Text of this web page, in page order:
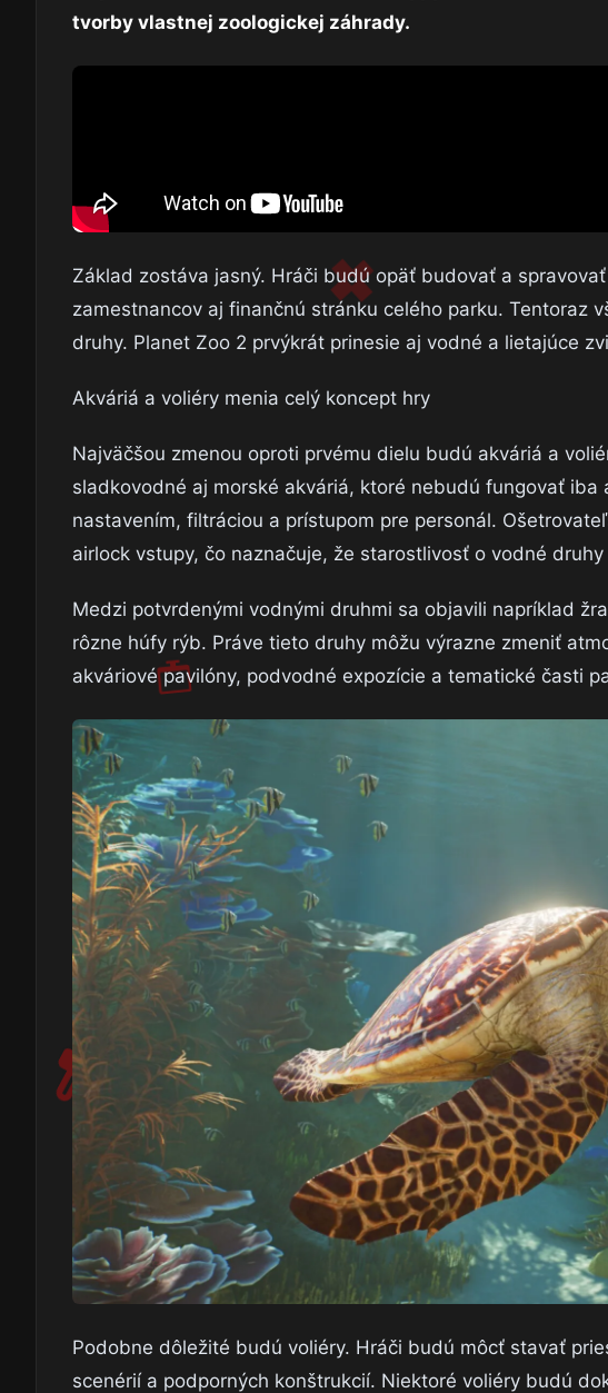
tvorby vlastnej zoologickej záhrady.
Základ zostáva jasný. Hráči budú opäť budovať a
zamestnancov aj finančnú stránku celého parku. Tentoraz
druhy. Planet Zoo 2 prvýkrát prinesie aj vodné a lietajúce
Akváriá a voliéry menia celý koncept hry
Najväčšou zmenou oproti prvému dielu budú akváriá a
sladkovodné aj morské akváriá, ktoré nebudú fungovať
nastavením, filtráciou a prístupom pre personál.
airlock vstupy, čo naznačuje, že starostlivosť o vodné
Medzi potvrdenými vodnými druhmi sa objavili napríklad
rôzne húfy rýb. Práve tieto druhy môžu výrazne zmeniť
akváriové pavilóny, podvodné expozície a tematické časti
Podobne dôležité budú voliéry. Hráči budú môcť stavať
scenérií a podporných konštrukcií. Niektoré voliéry budú